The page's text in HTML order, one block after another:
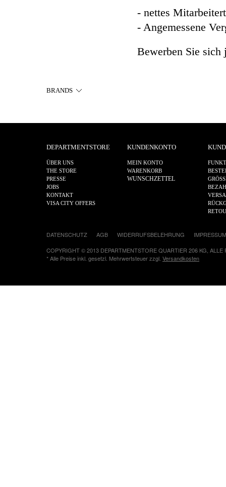
- nettes
- Angemessene
Bewerben Sie
BRANDS
DEPARTMENTSTORE
ÜBER UNS
THE STORE
PRESSE
JOBS
KONTAKT
VISA CITY OFFERS
KUNDENKONTO
MEIN KONTO
WARENKORB
WUNSCHZETTEL
DATENSCHUTZ AGB WIDERRUFSBELEHRUNG
IMPRESSUM
COPYRIGHT © 2013 DEPARTMENTSTORE QUARTIER 206 KG, ALLE
* Alle Preise inkl. gesetzl. Mehrwertsteuer zzgl. Versandkosten